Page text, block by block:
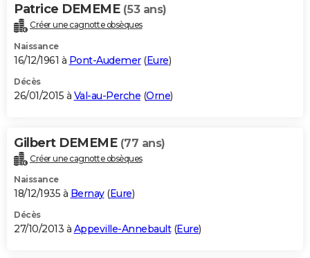
Patrice DEMEME (53 ans)
Créer une cagnotte obsèques
Naissance
16/12/1961 à Pont-Audemer(Eure)
Décès
26/01/2015 à Val-au-Perche (Orne)
Gilbert DEMEME (77 ans)
Créer une cagnotte obsèques
Naissance
18/12/1935 à Bernay(Eure)
Décès
27/10/2013 à Appeville-Annebault(Eure)